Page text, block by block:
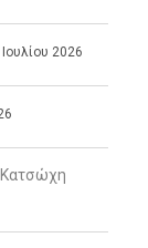
2026
Κατσώχη